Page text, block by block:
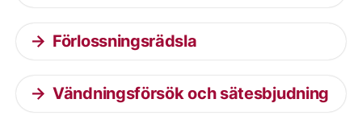
Förlossningsrädsla
Vändningsförsök och sätesbjudning